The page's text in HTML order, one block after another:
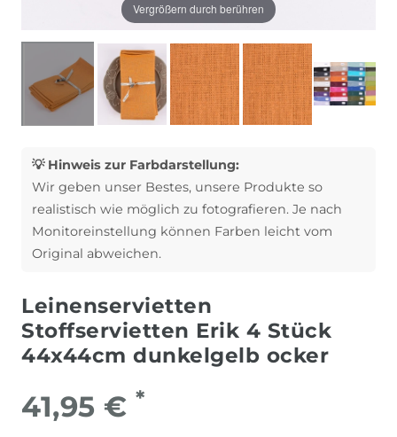
Vergrößern durch berühren
💡 Hinweis zur Farbdarstellung:
Wir geben unser Bestes, unsere Produkte so
realistisch wie möglich zu fotografieren. Je nach
Monitoreinstellung können Farben leicht vom
Original abweichen.
Leinenservietten
Stoffservietten Erik 4 Stück
44x44cm dunkelgelb ocker
41,95 € *